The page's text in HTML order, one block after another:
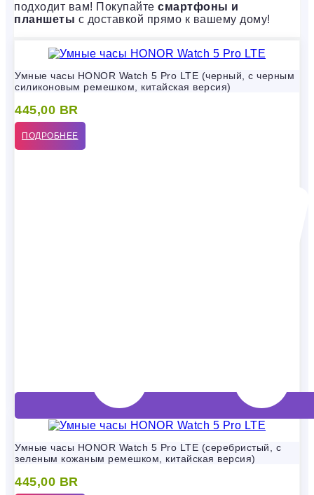
подходит вам! Покупайте смартфоны и
планшеты с доставкой прямо к вашему дому!
Умные часы HONOR Watch 5 Pro LTE (черный, с черным
силиконовым ремешком, китайская версия)
445,00 BR
ПОДРОБНЕЕ
Умные часы HONOR Watch 5 Pro LTE (серебристый, с
зеленым кожаным ремешком, китайская версия)
445,00 BR